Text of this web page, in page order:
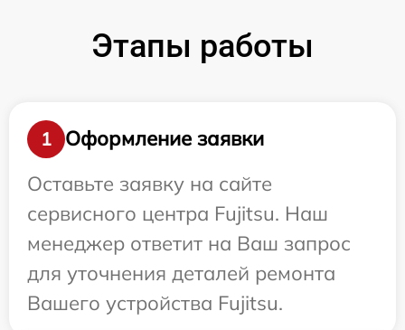
Этапы работы
1
Оформление заявки
Оставьте заявку на сайте
сервисного центра Fujitsu. Наш
менеджер ответит на Ваш запрос
для уточнения деталей ремонта
Вашего устройства Fujitsu.